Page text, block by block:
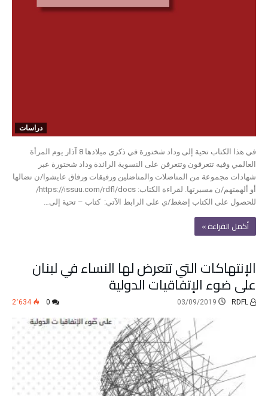
دراسات
في هذا الكتاب تحية إلى وداد شختورة في ذكرى ميلادها 8 آذار يوم المرأة
العالمي وفيه تتعرفون وتتعرفن على النسوية الرائدة وداد شختورة عبر
شهادات مجموعة من المناضلات والمناضلين ورفيقات ورفاق عايشوا/ن نضالها
أو ألهمتهم/ن مسيرتها. لقراءة الكتاب: https://issuu.com/rdfl/docs/
للحصول على الكتاب إضغط/ي على الرابط الآتي: كتاب – تحية إلى…
‫أكمل القراءة »‬
الإنتهاكات التي تتعرض لها النساء في لبنان
على ضوء الإتفاقيات الدولية
03/09/2019 2٬634